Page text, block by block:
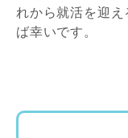
れから就活を迎
ば幸いです。